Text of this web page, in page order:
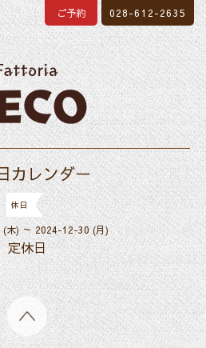
ご予約 028-612-2635
カレンダー
休日
木) ～ 2024-12-30 (月)
定休日